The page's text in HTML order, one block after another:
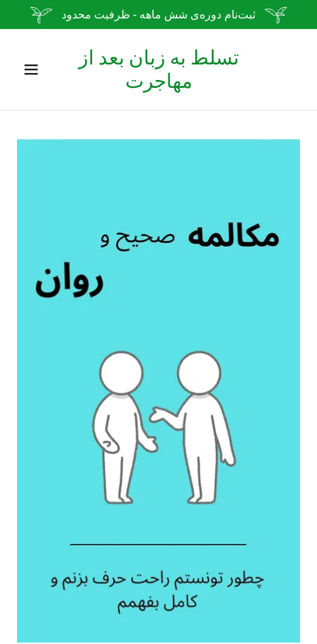
ثبت‌نام دوره‌ی شش ماهه - ظرفیت محدود
تسلط به زبان بعد از
مهاجرت